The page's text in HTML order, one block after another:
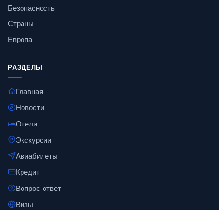
Безопасность
Страны
Европа
РАЗДЕЛЫ
Главная
Новости
Отели
Экскурсии
Авиабилеты
Кредит
Вопрос-ответ
Визы